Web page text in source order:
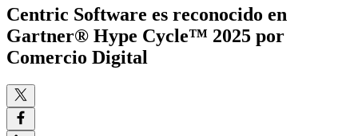
Centric Software es reconocido en
Gartner® Hype Cycle™ 2025 por
Comercio Digital